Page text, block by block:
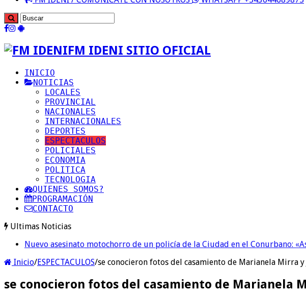
FM IDENI SITIO OFICIAL
INICIO
NOTICIAS
LOCALES
PROVINCIAL
NACIONALES
INTERNACIONALES
DEPORTES
ESPECTACULOS
POLICIALES
ECONOMIA
POLITICA
TECNOLOGIA
QUIENES SOMOS?
PROGRAMACIÓN
CONTACTO
Ultimas Noticias
Nuevo asesinato motochorro de un policía de la Ciudad en el Conurbano:
Inicio/ESPECTACULOS/se conocieron fotos del casamiento de Marianela Mirra y
se conocieron fotos del casamiento de Marianela